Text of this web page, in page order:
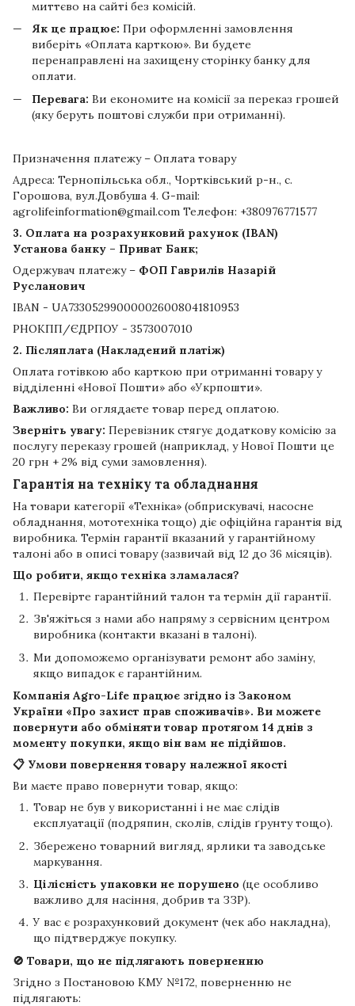
миттєво на сайті без комісій.
Як це працює: При оформленні замовлення
виберіть «Оплата карткою». Ви будете
перенаправлені на захищену сторінку банку для
оплати.
Перевага: Ви економите на комісії за переказ грошей
(яку беруть поштові служби при отриманні).
Призначення платежу – Оплата товару
Адреса: Тернопільська обл., Чортківський р-н., с.
Горошова, вул.Довбуша 4. G-mail:
agrolifeinformation@gmail.com Телефон: +380976771577
3. Оплата на розрахунковий рахунок (IBAN)
Установа банку – Приват Банк;
Одержувач платежу – ФОП Гаврилів Назарій
Русланович
IBAN - UA733052990000026008041810953
РНОКПП/ЄДРПОУ - 3573007010
2. Післяплата (Накладений платіж)
Оплата готівкою або карткою при отриманні товару у
відділенні «Нової Пошти» або «Укрпошти».
Важливо: Ви оглядаєте товар перед оплатою.
Зверніть увагу: Перевізник стягує додаткову комісію за
послугу переказу грошей (наприклад, у Нової Пошти це
20 грн + 2% від суми замовлення).
Гарантія на техніку та обладнання
На товари категорії «Техніка» (обприскувачі, насосне
обладнання, мототехніка тощо) діє офіційна гарантія від
виробника. Термін гарантії вказаний у гарантійному
талоні або в описі товару (зазвичай від 12 до 36 місяців).
Що робити, якщо техніка зламалася?
Перевірте гарантійний талон та термін дії гарантії.
Зв'яжіться з нами або напряму з сервісним центром
виробника (контакти вказані в талоні).
Ми допоможемо організувати ремонт або заміну,
якщо випадок є гарантійним.
Компанія Agro-Life працює згідно із Законом
України «Про захист прав споживачів». Ви можете
повернути або обміняти товар протягом 14 днів з
моменту покупки, якщо він вам не підійшов.
📋 Умови повернення товару належної якості
Ви маєте право повернути товар, якщо:
Товар не був у використанні і не має слідів
експлуатації (подряпин, сколів, слідів ґрунту тощо).
Збережено товарний вигляд, ярлики та заводське
маркування.
Цілісність упаковки не порушено (це особливо
важливо для насіння, добрив та ЗЗР).
У вас є розрахунковий документ (чек або накладна),
що підтверджує покупку.
🚫 Товари, що не підлягають поверненню
Згідно з Постановою КМУ №172, поверненню не
підлягають: